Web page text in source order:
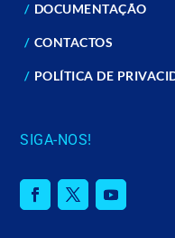
DOCUMENTAÇÃO
CONTACTOS
POLÍTICA DE
SIGA-NOS!